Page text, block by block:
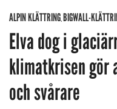
ALPIN KLÄTTRING,BIGWALL-
Elva dog i
klimatkrisen
och svårare